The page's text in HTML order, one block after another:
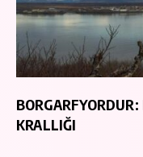
KRALLIĞI